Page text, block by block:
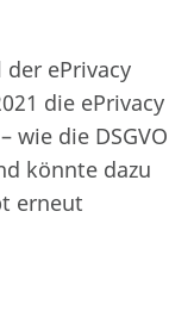
ePrivacy
die ePrivacy
wie die DSGVO
könnte dazu
erneut